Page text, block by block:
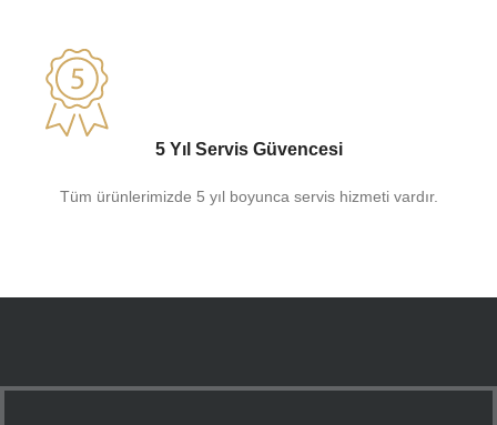
5 Yıl Servis Güvencesi
Tüm ürünlerimizde 5 yıl boyunca servis hizmeti vardır.